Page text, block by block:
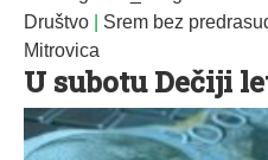
Društvo Srem bez
Mitrovica
U subotu Dečiji